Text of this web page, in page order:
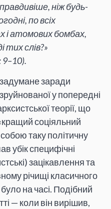
ніж будь-
по всіх
і атомових бомбах,
тих слів?»
заради
у попередні
теорії, що
соціяльний
таку політичну
убік специфічні
зацікавлення та
річищі класичного
на часі. Подібний
— коли він вирішив,